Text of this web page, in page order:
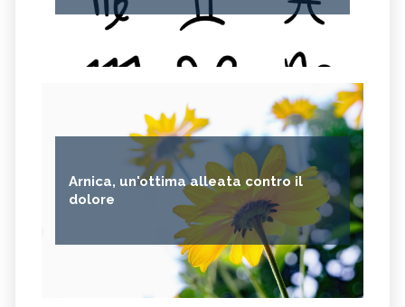
Arnica, un'ottima alleata contro il
dolore